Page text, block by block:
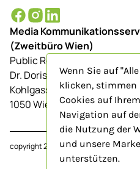
Media
(Zweitbüro Wien)
Public Relations-Agentur für
Dr. Doris Schenkenfelder
Kohlgasse 9/Top 23
1050 Wien
copyright 2024www.mk-salzburg.at
Wenn Sie auf
klicken, stimmen
Cookies auf
Navigation auf
die Nutzung der
und unsere
unterstützen.